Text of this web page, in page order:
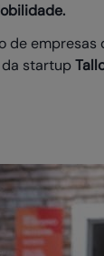
de
startup